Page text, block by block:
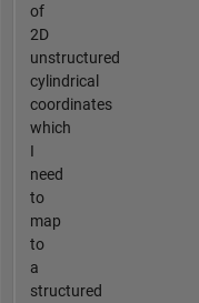
of
2D
unstructured
cylindrical
coordinates
which
I
need
to
map
to
a
structured